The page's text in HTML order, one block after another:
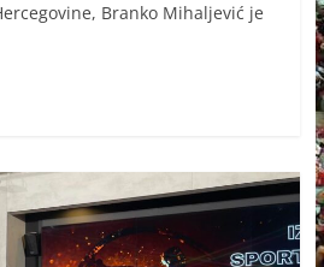
Branko Mihaljević je